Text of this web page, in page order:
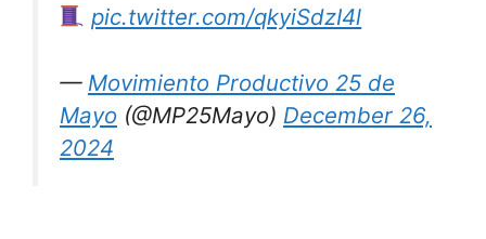
pic.twitter.com/qkyiSdzI4l
— Movimiento Productivo 25 de
Mayo (@MP25Mayo) December 26,
2024